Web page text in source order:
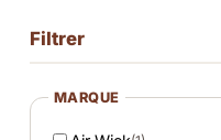
Filtrer
MARQUE